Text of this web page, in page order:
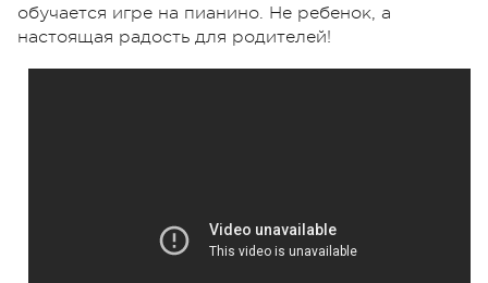
обучается игре на пианино. Не ребенок, а
настоящая радость для родителей!